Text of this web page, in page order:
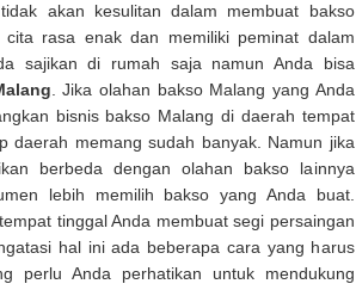
akan kesulitan dalam membuat bakso
rasa enak dan memiliki peminat dalam
sajikan di rumah saja namun Anda bisa
. Jika olahan bakso Malang yang Anda
bisnis bakso Malang di daerah tempat
daerah memang sudah banyak. Namun jika
berbeda dengan olahan bakso lainnya
lebih memilih bakso yang Anda buat.
tinggal Anda membuat segi persaingan
hal ini ada beberapa cara yang harus
perlu Anda perhatikan untuk mendukung